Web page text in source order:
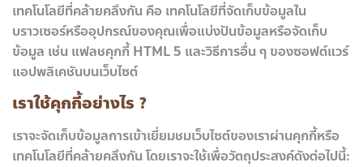
เทคโนโลยีที่คล้ายคลึงกัน คือ เทคโนโลยีที่จัดเก็บข้อมูลใน
บราวเซอร์หรืออุปกรณ์ของคุณเพื่อแบ่งปันข้อมูลหรือจัดเก็บ
ข้อมูล เช่น แฟลชคุกกี้ HTML 5 และวิธีการอื่น ๆ ของซอฟต์แวร์
แอปพลิเคชันบนเว็บไซต์
เราใช้คุกกี้อย่างไร ?
เราจะจัดเก็บข้อมูลการเข้าเยี่ยมชมเว็บไซต์ของเราผ่านคุกกี้หรือ
เทคโนโลยีที่คล้ายคลึงกัน โดยเราจะใช้เพื่อวัตถุประสงค์ดังต่อไปนี้: